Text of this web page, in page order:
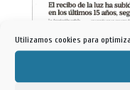
Utilizamos cookies para